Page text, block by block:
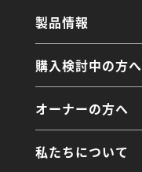
製品情報
購入検討中の方へ
オーナーの方へ
私たちについて